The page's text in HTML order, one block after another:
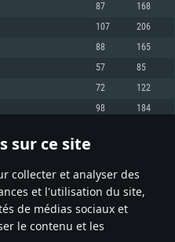
sur ce site
collecter et analyser des
et l'utilisation du site,
de médias sociaux et
le contenu et les
Xeon ne sont pas supportés)
avec support de Metal
drivers (moins de 6 mois) /
87 168
107 206
88 165
57 85
72 122
98 184
401 500